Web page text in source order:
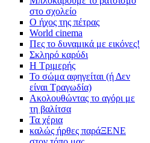
στο σχολείο
Ο ήχος της πέτρας
World cinema
Πες το δυναμικά με εικόνες!
Σκληρό καρύδι
Η Τριμερής
Το σώμα αφηγείται (ή Δεν
είναι Τραγωδία)
Ακολουθώντας το αγόρι με
τη βαλίτσα
Τα χέρια
καλώς ήρθες παράΞΕΝΕ